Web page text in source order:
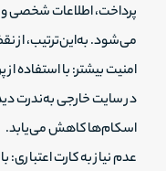
پرداخت، اطلاعات شخصی
می‌شود. به‌این‌ترتیب،
امنیت بیشتر: با استفاده
در سایت خارجی به‌ندرت
اسکام‌ها کاهش می‌یابد.
عدم نیاز به کارت اعتباری: